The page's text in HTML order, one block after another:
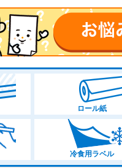
ロール紙
冷食用ラベル